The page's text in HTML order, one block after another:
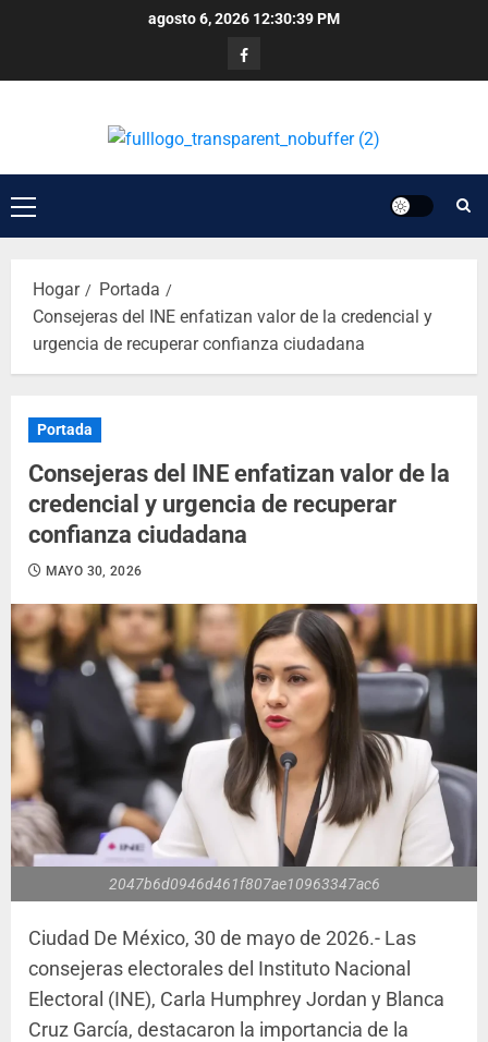
agosto 6, 2026 12:30:39 PM
Hogar
Portada
Consejeras del INE enfatizan valor de la credencial y
urgencia de recuperar confianza ciudadana
Portada
Consejeras del INE enfatizan valor de la
credencial y urgencia de recuperar
confianza ciudadana
MAYO 30, 2026
2047b6d0946d461f807ae10963347ac6
Ciudad De México, 30 de mayo de 2026.- Las
consejeras electorales del Instituto Nacional
Electoral (INE), Carla Humphrey Jordan y Blanca
Cruz García, destacaron la importancia de la